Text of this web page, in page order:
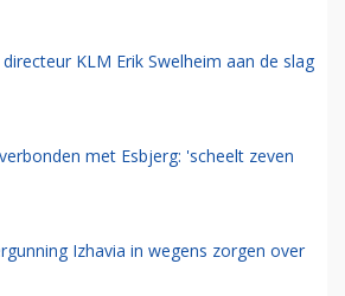
KLM Erik Swelheim aan de slag
met Esbjerg: 'scheelt zeven
Izhavia in wegens zorgen over